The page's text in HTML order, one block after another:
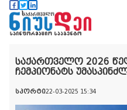
საქართველო 2026
ჩემპიონატს
სპორტი22-03-2025 15:34